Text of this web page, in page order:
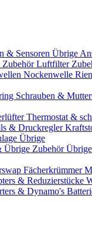
& Sensoren Übrige
ZubehörLuftfilter
Nockenwelle
Schrauben &
Thermostat &
& Druckregler
Übrige
Übrige Zubehör
Fächerkrümmer
& Reduzierstücke
& Dynamo's